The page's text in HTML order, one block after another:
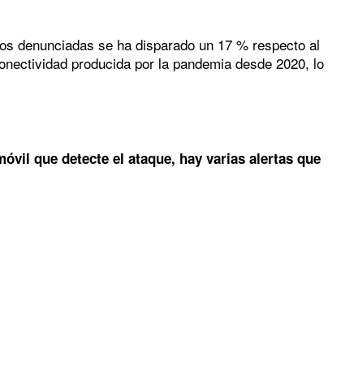
denunciadas se ha disparado un 17 % respecto al
producida por la pandemia desde 2020, lo
que detecte el ataque, hay varias alertas que